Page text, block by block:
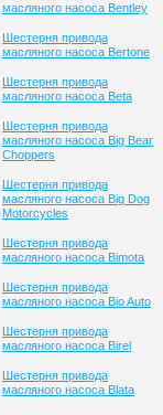
масляного насоса Bentley
Шестерня привода
масляного насоса Bertone
Шестерня привода
масляного насоса Beta
Шестерня привода
масляного насоса Big Bear
Choppers
Шестерня привода
масляного насоса Big Dog
Motorcycles
Шестерня привода
масляного насоса Bimota
Шестерня привода
масляного насоса Bio Auto
Шестерня привода
масляного насоса Birel
Шестерня привода
масляного насоса Blata